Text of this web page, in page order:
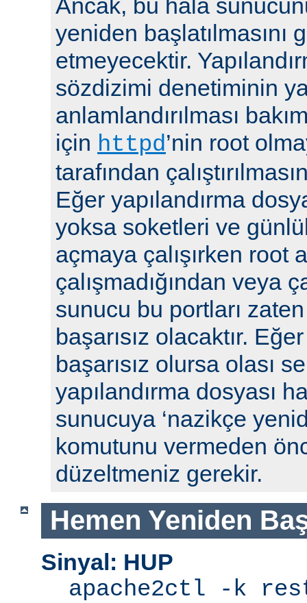
Ancak, bu hala
yeniden başlatılmasını
etmeyecektir.
sözdizimi denetiminin
anlamlandırılması
için httpd’nin root
tarafından
Eğer yapılandırma
yoksa soketleri ve
açmaya çalışırken root
çalışmadığından veya
sunucu bu portları
başarısız olacaktır.
başarısız olursa olası
yapılandırma dosyası
sunucuya ‘nazikçe
komutunu vermeden
düzeltmeniz gerekir.
Hemen Yeniden
Sinyal: HUP
apache2ctl -k